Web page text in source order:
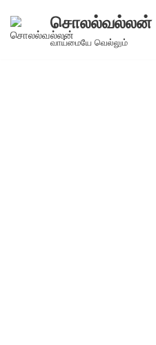
Skip
சொலல்வல்லன்
வாய்மையே வெல்லும்